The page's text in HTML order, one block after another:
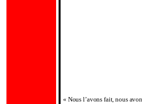
« Nous l’avons fait, nous